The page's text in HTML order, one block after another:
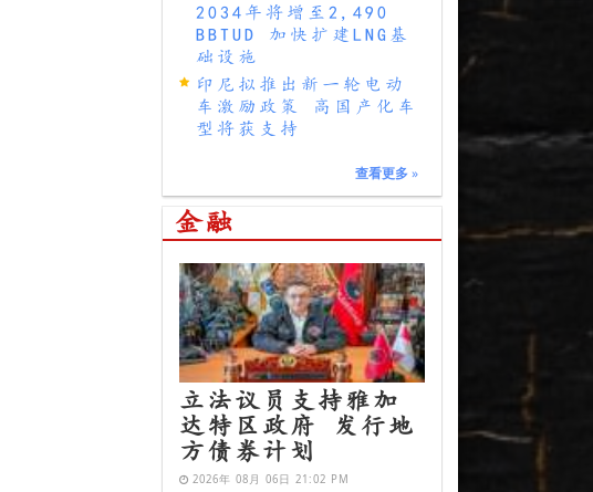
2034年将增至2,490
BBTUD 加快扩建LNG基
础设施
印尼拟推出新一轮电动
车激励政策 高国产化车
型将获支持
查看更多 »
金融
立法议员支持雅加
达特区政府 发行地
方债券计划
2026年 08月 06日 21:02 PM